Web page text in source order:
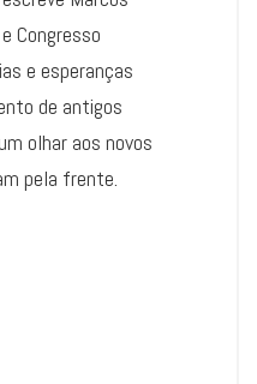
Congresso
e esperanças
de antigos
olhar aos novos
pela frente.